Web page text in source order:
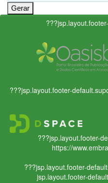
???jsp.layout.footer-
???jsp.layout.footer-
https://
???jsp.layout.footer-
jsp.layout.footer-